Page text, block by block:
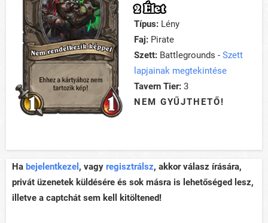
2 Élet
Típus: Lény
Faj: Pirate
Szett: Battlegrounds - Szett
lapjainak megtekintése
Tavern Tier: 3
NEM GYŰJTHETŐ!
Ha bejelentkezel , vagy regisztrálsz, akkor válasz írására,
privát üzenetek küldésére és sok másra is lehetőséged lesz,
illetve a captchát sem kell kitöltened!